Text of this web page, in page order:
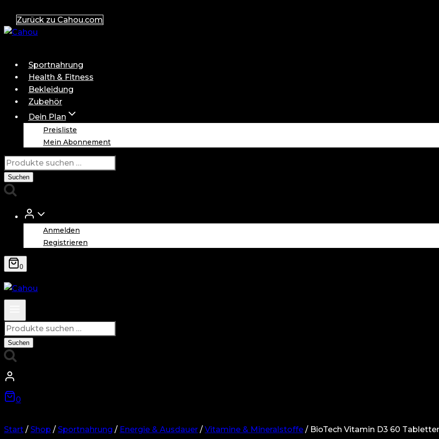
Inhalt
springen
Zurück zu Cahou.com
Sportnahrung
Health & Fitness
Bekleidung
Zubehör
Dein Plan
Preisliste
Mein Abonnement
Suchen
nach:
Suchen
Anmelden
Registrieren
0
Suchen
nach:
Suchen
0
Start / Shop / Sportnahrung / Energie & Ausdauer / Vitamine & Mineralstoffe / BioTech Vitamin D3 60